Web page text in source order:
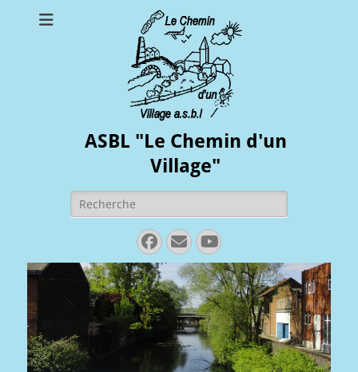
ASBL "Le Chemin d'un
Village"
Rechercher :
Facebook
E-
mail
YouTube